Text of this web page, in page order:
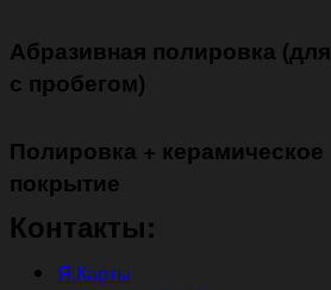
Абразивная полировка
с пробегом)
Полировка + керамическое
покрытие ㅤㅤㅤㅤㅤ
Контакты:
Я.Карты